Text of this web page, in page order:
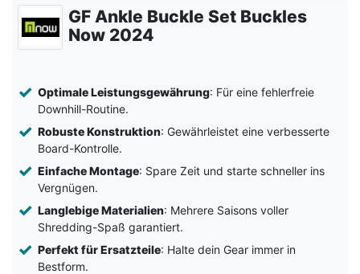
GF Ankle Buckle Set Buckles
Now 2024
Optimale Leistungsgewährung: Für eine fehlerfreie
Downhill-Routine.
Robuste Konstruktion: Gewährleistet eine verbesserte
Board-Kontrolle.
Einfache Montage: Spare Zeit und starte schneller ins
Vergnügen.
Langlebige Materialien: Mehrere Saisons voller
Shredding-Spaß garantiert.
Perfekt für Ersatzteile: Halte dein Gear immer in
Bestform.